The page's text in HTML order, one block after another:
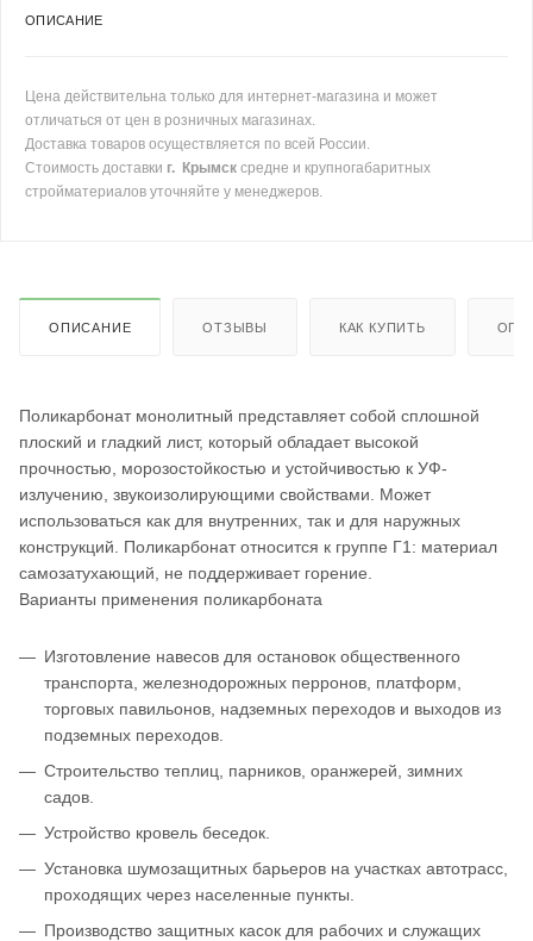
ОПИСАНИЕ
Цена действительна только для интернет-магазина и может
отличаться от цен в розничных магазинах.
Доставка товаров осуществляется по всей России.
Стоимость доставки г. Крымск средне и крупногабаритных
стройматериалов уточняйте у менеджеров.
ОПИСАНИЕ ОТЗЫВЫ КАК КУПИТЬ
Поликарбонат монолитный представляет собой сплошной
плоский и гладкий лист, который обладает высокой
прочностью, морозостойкостью и устойчивостью к УФ-
излучению, звукоизолирующими свойствами. Может
использоваться как для внутренних, так и для наружных
конструкций. Поликарбонат относится к группе Г1: материал
самозатухающий, не поддерживает горение.
Варианты применения поликарбоната
Изготовление навесов для остановок общественного
транспорта, железнодорожных перронов, платформ,
торговых павильонов, надземных переходов и выходов из
подземных переходов.
Строительство теплиц, парников, оранжерей, зимних
садов.
Устройство кровель беседок.
Установка шумозащитных барьеров на участках автотрасс,
проходящих через населенные пункты.
Производство защитных касок для рабочих и служащих